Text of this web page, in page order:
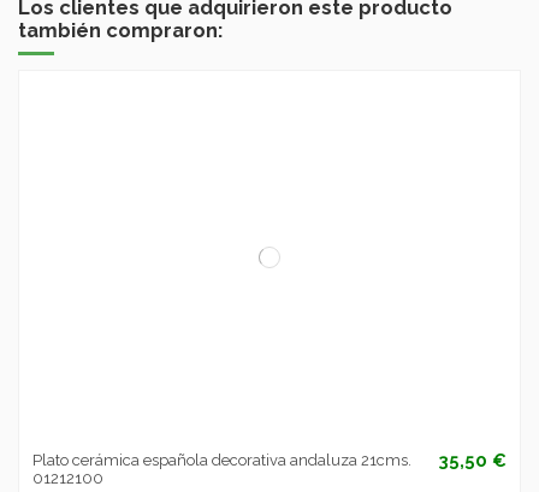
Los clientes que adquirieron este producto
también compraron:
Plato cerámica española decorativa andaluza 21cms.
01212100
35,50 €